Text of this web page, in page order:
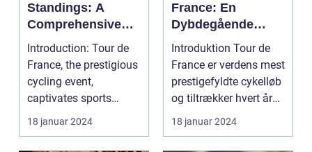
Standings: A
Comprehensive
Guide for Cycling
Enthusiasts
Introduction: Tour de
France, the prestigious
cycling event,
captivates sports
enthusiasts worldwid...
18 januar 2024
France: En
Dybdegående
Gennemgang af
Den Mest
Prestigefyldte
Cykelløbsrute i
Verden
Introduktion Tour de
France er verdens mest
prestigefyldte cykelløb
og tiltrækker hvert år
millioner...
18 januar 2024